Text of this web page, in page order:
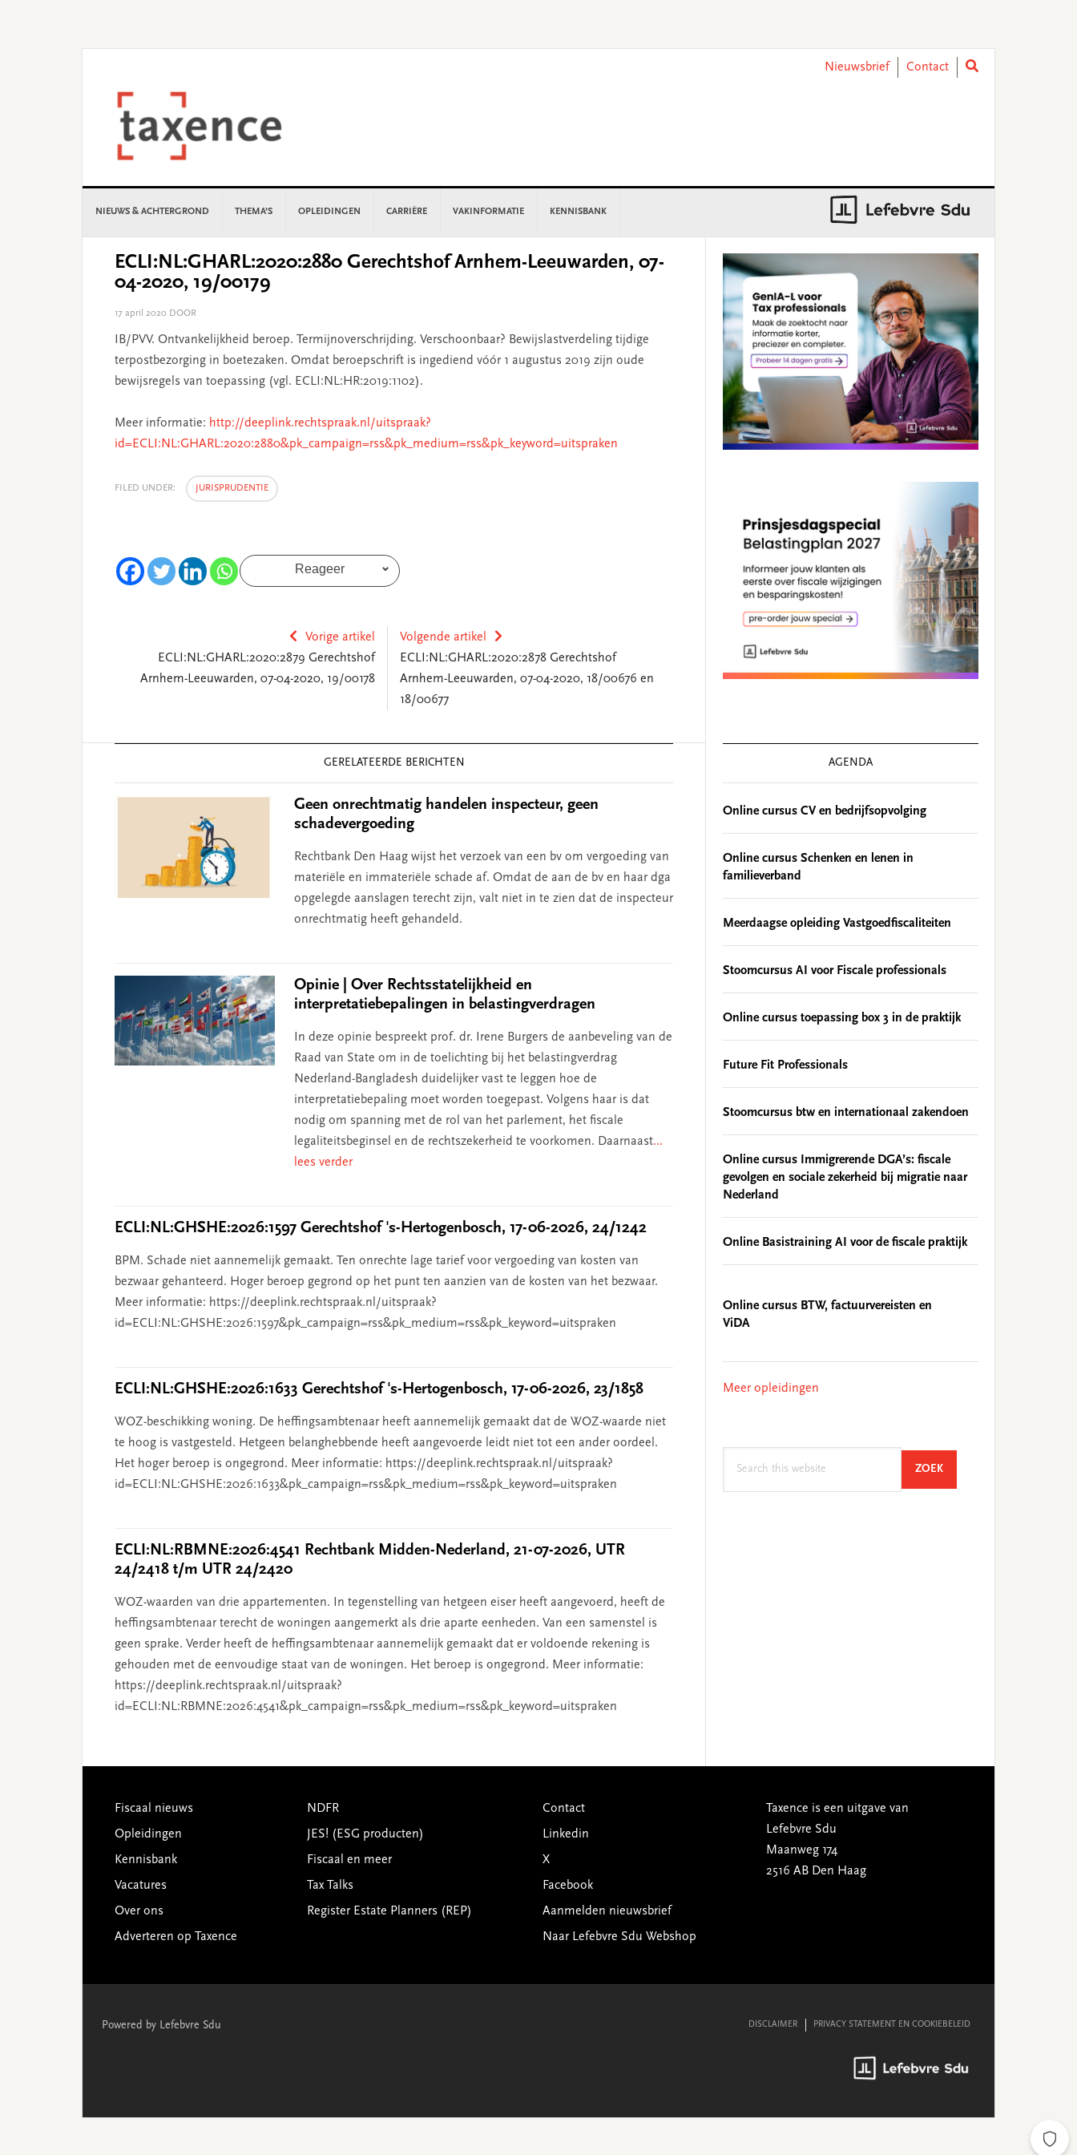
Nieuwsbrief
Contact
NIEUWS & ACHTERGROND THEMA’S OPLEIDINGEN CARRIÈRE VAKINFORMATIE KENNISBANK
ECLI:NL:GHARL:2020:2880 Gerechtshof Arnhem-Leeuwarden, 07-
04-2020, 19/00179
17 april 2020 DOOR
IB/PVV. Ontvankelijkheid beroep. Termijnoverschrijding. Verschoonbaar? Bewijslastverdeling tijdige
terpostbezorging in boetezaken. Omdat beroepschrift is ingediend vóór 1 augustus 2019 zijn oude
bewijsregels van toepassing (vgl. ECLI:NL:HR:2019:1102).
Meer informatie: http://deeplink.rechtspraak.nl/uitspraak?
id=ECLI:NL:GHARL:2020:2880&pk_campaign=rss&pk_medium=rss&pk_keyword=uitspraken
FILED UNDER: JURISPRUDENTIE
Reageer
Vorige artikel
ECLI:NL:GHARL:2020:2879 Gerechtshof
Arnhem-Leeuwarden, 07-04-2020, 19/00178
Volgende artikel
ECLI:NL:GHARL:2020:2878 Gerechtshof
Arnhem-Leeuwarden, 07-04-2020, 18/00676 en
18/00677
GERELATEERDE BERICHTEN
Geen onrechtmatig handelen inspecteur, geen
schadevergoeding
Rechtbank Den Haag wijst het verzoek van een bv om vergoeding van
materiële en immateriële schade af. Omdat de aan de bv en haar dga
opgelegde aanslagen terecht zijn, valt niet in te zien dat de inspecteur
onrechtmatig heeft gehandeld.
Opinie | Over Rechtsstatelijkheid en
interpretatiebepalingen in belastingverdragen
In deze opinie bespreekt prof. dr. Irene Burgers de aanbeveling van de
Raad van State om in de toelichting bij het belastingverdrag
Nederland-Bangladesh duidelijker vast te leggen hoe de
interpretatiebepaling moet worden toegepast. Volgens haar is dat
nodig om spanning met de rol van het parlement, het fiscale
legaliteitsbeginsel en de rechtszekerheid te voorkomen. Daarnaast...
lees verder
ECLI:NL:GHSHE:2026:1597 Gerechtshof 's-Hertogenbosch, 17-06-2026, 24/1242
BPM. Schade niet aannemelijk gemaakt. Ten onrechte lage tarief voor vergoeding van kosten van
bezwaar gehanteerd. Hoger beroep gegrond op het punt ten aanzien van de kosten van het bezwaar.
Meer informatie: https://deeplink.rechtspraak.nl/uitspraak?
id=ECLI:NL:GHSHE:2026:1597&pk_campaign=rss&pk_medium=rss&pk_keyword=uitspraken
ECLI:NL:GHSHE:2026:1633 Gerechtshof 's-Hertogenbosch, 17-06-2026, 23/1858
WOZ-beschikking woning. De heffingsambtenaar heeft aannemelijk gemaakt dat de WOZ-waarde niet
te hoog is vastgesteld. Hetgeen belanghebbende heeft aangevoerde leidt niet tot een ander oordeel.
Het hoger beroep is ongegrond. Meer informatie: https://deeplink.rechtspraak.nl/uitspraak?
id=ECLI:NL:GHSHE:2026:1633&pk_campaign=rss&pk_medium=rss&pk_keyword=uitspraken
ECLI:NL:RBMNE:2026:4541 Rechtbank Midden-Nederland, 21-07-2026, UTR
24/2418 t/m UTR 24/2420
WOZ-waarden van drie appartementen. In tegenstelling van hetgeen eiser heeft aangevoerd, heeft de
heffingsambtenaar terecht de woningen aangemerkt als drie aparte eenheden. Van een samenstel is
geen sprake. Verder heeft de heffingsambtenaar aannemelijk gemaakt dat er voldoende rekening is
gehouden met de eenvoudige staat van de woningen. Het beroep is ongegrond. Meer informatie:
https://deeplink.rechtspraak.nl/uitspraak?
id=ECLI:NL:RBMNE:2026:4541&pk_campaign=rss&pk_medium=rss&pk_keyword=uitspraken
Sidebar
AGENDA
Online cursus CV en bedrijfsopvolging
Online cursus Schenken en lenen in
familieverband
Meerdaagse opleiding Vastgoedfiscaliteiten
Stoomcursus AI voor Fiscale professionals
Online cursus toepassing box 3 in de praktijk
Future Fit Professionals
Stoomcursus btw en internationaal zakendoen
Online cursus Immigrerende DGA’s: fiscale
gevolgen en sociale zekerheid bij migratie naar
Nederland
Online Basistraining AI voor de fiscale praktijk
Online cursus BTW, factuurvereisten en
ViDA
Meer opleidingen
ZOEKSEARCH
Footer
Fiscaal nieuws
Opleidingen
Kennisbank
Vacatures
Over ons
Adverteren op Taxence
NDFR
JES! (ESG producten)
Fiscaal en meer
Tax Talks
Register Estate Planners (REP)
Contact
Linkedin
X
Facebook
Aanmelden nieuwsbrief
Naar Lefebvre Sdu Webshop
Taxence is een uitgave van
Lefebvre Sdu
Maanweg 174
2516 AB Den Haag
Powered by Lefebvre Sdu DISCLAIMER PRIVACY STATEMENT EN COOKIEBELEID